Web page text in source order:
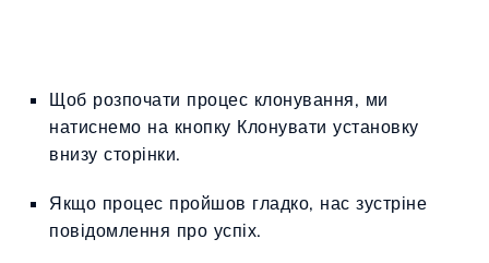
Щоб розпочати процес клонування, ми
натиснемо на кнопку Клонувати установку
внизу сторінки.
Якщо процес пройшов гладко, нас зустріне
повідомлення про успіх.